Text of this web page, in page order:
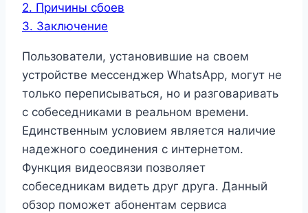
2. Причины сбоев
3. Заключение
Пользователи, установившие на своем
устройстве мессенджер WhatsApp, могут не
только переписываться, но и разговаривать
с собеседниками в реальном времени.
Единственным условием является наличие
надежного соединения с интернетом.
Функция видеосвязи позволяет
собеседникам видеть друг друга. Данный
обзор поможет абонентам сервиса